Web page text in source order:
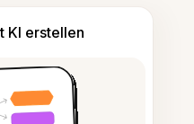
KI erstellen